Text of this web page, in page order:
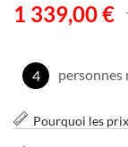
1 339,00 €
4 personnes
Pourquoi les